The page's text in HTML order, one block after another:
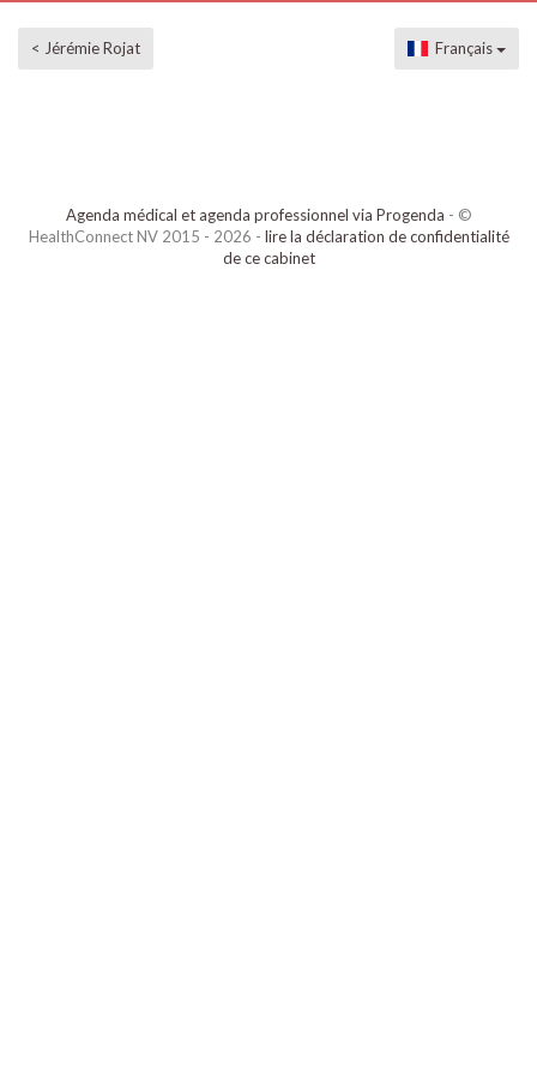
< Jérémie Rojat Français
Agenda médical et agenda professionnel via Progenda - ©
HealthConnect NV 2015 - 2026 - lire la déclaration de confidentialité
de ce cabinet